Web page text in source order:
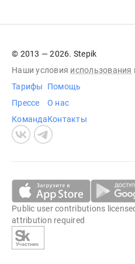
© 2013 — 2026. Stepik
Наши условия использования
Тарифы
Прессе
Команда
Помощь
О нас
Контакты
Public user contributions
attribution required